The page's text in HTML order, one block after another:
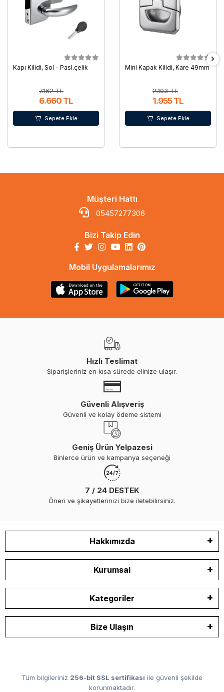
Kapı Kilidi, Sol - Pasl.çelik
7.162 TL
6.660 TL
Sepete Ekle
Mini Kapak Kilidi, Kare 49mm
2.103 TL
1.955 TL
Sepete Ekle
Müşteri Hattı
05457277306
Bizi Takip Edin
Mobil Uygulamalarımız
Hızlı Teslimat
Siparişleriniz en kısa sürede elinize ulaşır.
Güvenli Alışveriş
Güvenli ve kolay ödeme sistemi
Geniş Ürün Yelpazesi
Binlerce ürün ve kampanya seçeneği
7 / 24 DESTEK
Öneri ve şikayetlerinizi bize iletebilirsiniz.
Hakkımızda
Kurumsal
Kategoriler
Bize Ulaşın
Tüm bilgileriniz 256-bit SSL sertifikası ile güvenli şekilde
korunmaktadır.